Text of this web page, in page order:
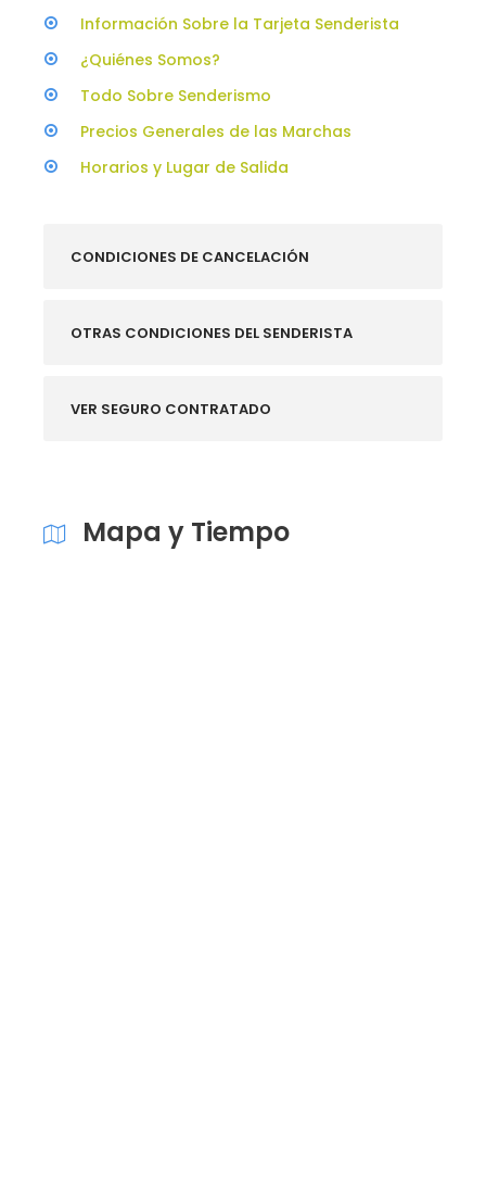
Información Sobre la Tarjeta Senderista
¿Quiénes Somos?
Todo Sobre Senderismo
Precios Generales de las Marchas
Horarios y Lugar de Salida
CONDICIONES DE CANCELACIÓN
OTRAS CONDICIONES DEL SENDERISTA
VER SEGURO CONTRATADO
Mapa y Tiempo